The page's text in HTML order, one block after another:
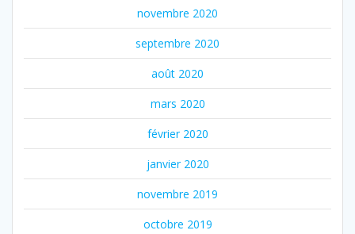
novembre 2020
septembre 2020
août 2020
mars 2020
février 2020
janvier 2020
novembre 2019
octobre 2019